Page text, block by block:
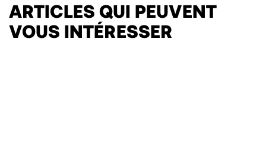
ARTICLES QUI PEUVENT
VOUS INTÉRESSER